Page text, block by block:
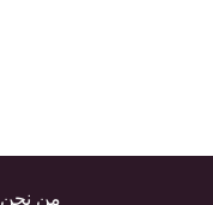
من نحن